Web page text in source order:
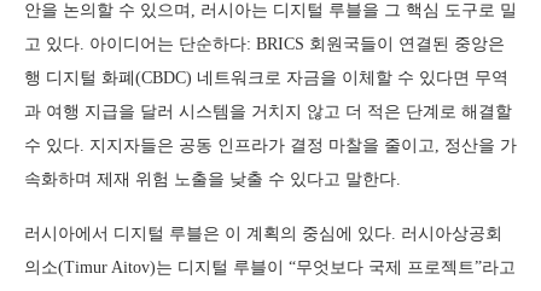
안을 논의할 수 있으며, 러시아는 디지털 루블을 그 핵심 도구로 밀
고 있다. 아이디어는 단순하다: BRICS 회원국들이 연결된 중앙은
행 디지털 화폐(CBDC) 네트워크로 자금을 이체할 수 있다면 무역
과 여행 지급을 달러 시스템을 거치지 않고 더 적은 단계로 해결할
수 있다. 지지자들은 공동 인프라가 결정 마찰을 줄이고, 정산을 가
속화하며 제재 위험 노출을 낮출 수 있다고 말한다.
러시아에서 디지털 루블은 이 계획의 중심에 있다. 러시아상공회
의소(Timur Aitov)는 디지털 루블이 “무엇보다 국제 프로젝트”라고